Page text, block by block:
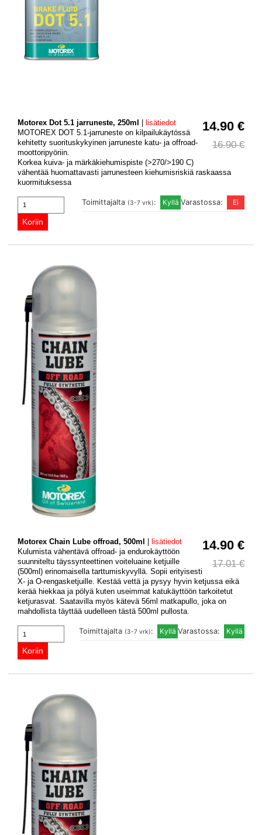
14.90 €
16.90 €
Motorex Dot 5.1 jarruneste, 250ml
lisätiedot
MOTOREX DOT 5.1-jarruneste on kilpailukäytössä
kehitetty suorituskykyinen jarruneste katu- ja offroad-
moottoripyöriin.
Korkea kuiva- ja märkäkiehumispiste (>270/>190 C)
vähentää huomattavasti jarrunesteen kiehumisriskiä raskaassa
kuormituksessa
Varastossa:
Toimittajalta (3-7 vrk):
14.90 €
17.01 €
Motorex Chain Lube offroad, 500ml
lisätiedot
Kulumista vähentävä offroad- ja endurokäyttöön
suunniteltu täyssynteettinen voiteluaine ketjuille
(500ml) erinomaisella tarttumiskyvyllä. Sopii erityisesti
X- ja O-rengasketjuille. Kestää vettä ja pysyy hyvin ketjussa eikä
kerää hiekkaa ja pölyä kuten useimmat katukäyttöön tarkoitetut
ketjurasvat. Saatavilla myös kätevä 56ml matkapullo, joka on
mahdollista täyttää uudelleen tästä 500ml pullosta.
Varastossa:
Toimittajalta (3-7 vrk):